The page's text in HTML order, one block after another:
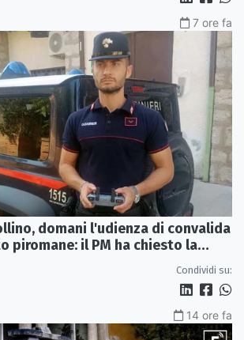
7 ore fa
domani l'udienza di convalida
piromane: il PM ha chiesto la
Condividi su:
14 ore fa